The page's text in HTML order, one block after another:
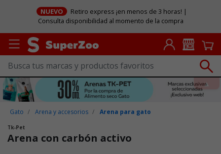
NUEVO
Retiro express ¡en menos de 3 horas! |
Consulta disponibilidad al momento de la compra
Gato Arena y accesorios Arena para gato
Tk-Pet
Arena con carbón activo